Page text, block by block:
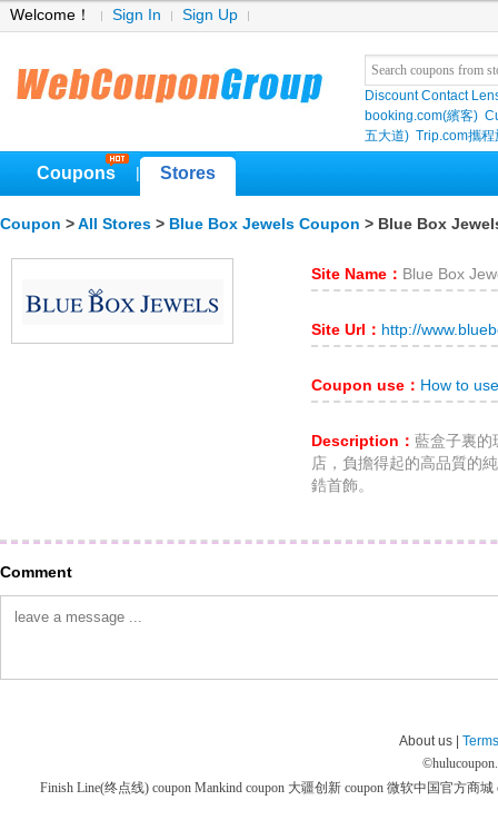
Welcome！ Sign In Sign Up
Discount Contact
booking.com(繽客)
五大道) Trip.com攜程
Coupons Stores
Coupon > All Stores > Blue Box Jewels Coupon > Blue Box
Site Name： Blue Box
Site Url： http://
Coupon use： How to
Description： 藍盒子裏的
店，負擔得起的高品質的
鋯首飾。
Comment
About us |
©
Finish Line(终点线) coupon Mankind coupon 大疆创新 coupon 微软中国官方商城